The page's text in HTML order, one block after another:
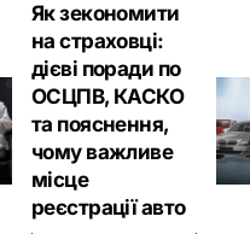
Як зекономити
на страховці:
дієві поради по
ОСЦПВ, КАСКО
та пояснення,
чому важливе
місце
реєстрації авто